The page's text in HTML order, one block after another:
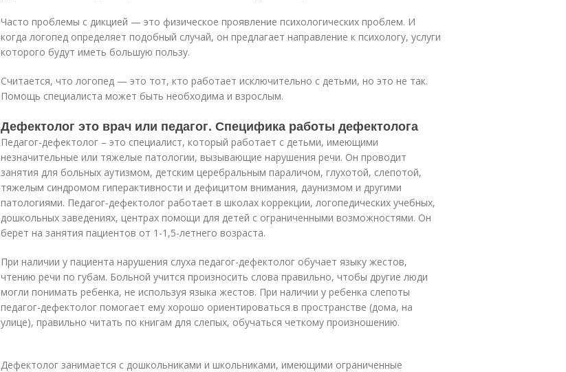
Часто проблемы с дикцией — это физическое проявление психологических проблем. И
когда логопед определяет подобный случай, он предлагает направление к психологу, услуги
которого будут иметь большую пользу.
Считается, что логопед — это тот, кто работает исключительно с детьми, но это не так.
Помощь специалиста может быть необходима и взрослым.
Дефектолог это врач или педагог. Специфика работы дефектолога
Педагог-дефектолог – это специалист, который работает с детьми, имеющими
незначительные или тяжелые патологии, вызывающие нарушения речи. Он проводит
занятия для больных аутизмом, детским церебральным параличом, глухотой, слепотой,
тяжелым синдромом гиперактивности и дефицитом внимания, даунизмом и другими
патологиями. Педагог-дефектолог работает в школах коррекции, логопедических учебных,
дошкольных заведениях, центрах помощи для детей с ограниченными возможностями. Он
берет на занятия пациентов от 1-1,5-летнего возраста.
При наличии у пациента нарушения слуха педагог-дефектолог обучает языку жестов,
чтению речи по губам. Больной учится произносить слова правильно, чтобы другие люди
могли понимать ребенка, не используя языка жестов. При наличии у ребенка слепоты
педагог-дефектолог помогает ему хорошо ориентироваться в пространстве (дома, на
улице), правильно читать по книгам для слепых, обучаться четкому произношению.
Дефектолог занимается с дошкольниками и школьниками, имеющими ограниченные